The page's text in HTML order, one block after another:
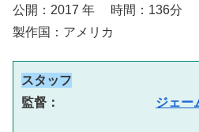
公開：2017 年 時間：136
製作国：アメリカ
スタッフ
監督： ジェー